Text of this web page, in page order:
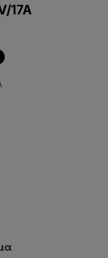
17A